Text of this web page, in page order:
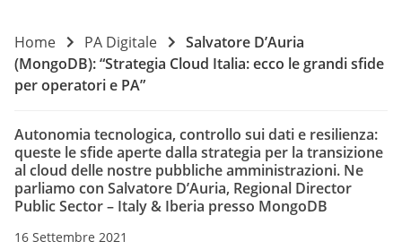
Home PA Digitale
Salvatore D’Auria
(MongoDB): “Strategia Cloud Italia: ecco le grandi sfide
per operatori e PA”
Autonomia tecnologica, controllo sui dati e resilienza:
queste le sfide aperte dalla strategia per la transizione
al cloud delle nostre pubbliche amministrazioni. Ne
parliamo con Salvatore D’Auria, Regional Director
Public Sector – Italy & Iberia presso MongoDB
16 Settembre 2021